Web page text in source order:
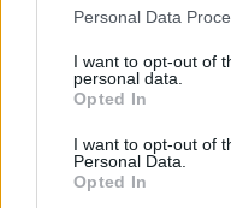
Please note that this
not limited to your visit
grant or deny consent to
use your data for below
consent section.
Personal Data
I want to opt-out of
personal data.
Opted In
I want to opt-out of
Personal Data.
Opted In